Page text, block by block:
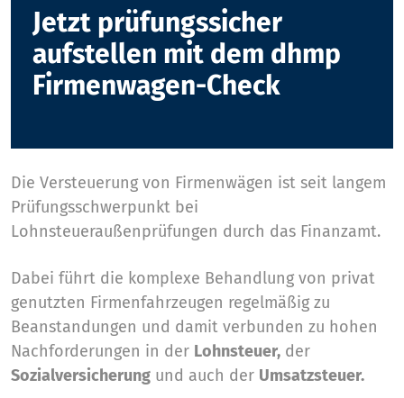
Jetzt prüfungssicher
aufstellen mit dem dhmp
Firmenwagen-Check
Die Versteuerung von Firmenwägen ist seit langem
Prüfungsschwerpunkt bei
Lohnsteueraußenprüfungen durch das Finanzamt.
Dabei führt die komplexe Behandlung von privat
genutzten Firmenfahrzeugen regelmäßig zu
Beanstandungen und damit verbunden zu hohen
Nachforderungen in der Lohnsteuer, der
Sozialversicherung und auch der Umsatzsteuer.